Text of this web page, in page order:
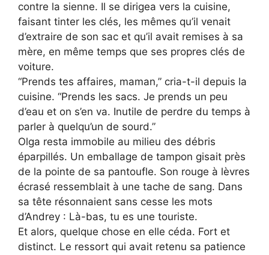
contre la sienne. Il se dirigea vers la cuisine,
faisant tinter les clés, les mêmes qu’il venait
d’extraire de son sac et qu’il avait remises à sa
mère, en même temps que ses propres clés de
voiture.
“Prends tes affaires, maman,” cria-t-il depuis la
cuisine. “Prends les sacs. Je prends un peu
d’eau et on s’en va. Inutile de perdre du temps à
parler à quelqu’un de sourd.”
Olga resta immobile au milieu des débris
éparpillés. Un emballage de tampon gisait près
de la pointe de sa pantoufle. Son rouge à lèvres
écrasé ressemblait à une tache de sang. Dans
sa tête résonnaient sans cesse les mots
d’Andrey : Là-bas, tu es une touriste.
Et alors, quelque chose en elle céda. Fort et
distinct. Le ressort qui avait retenu sa patience